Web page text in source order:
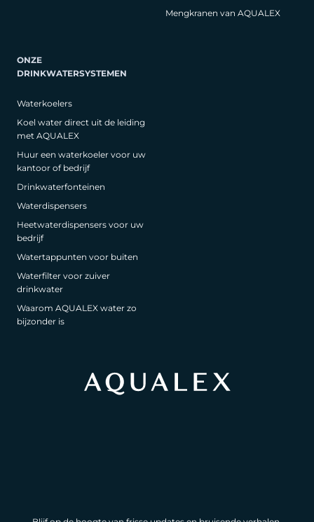
Mengkranen van AQUALEX
ONZE
DRINKWATERSYSTEMEN
Waterkoelers
Koel water direct uit de leiding
met AQUALEX
Huur een waterkoeler voor uw
kantoor of bedrijf
Drinkwaterfonteinen
Waterdispensers
Heetwaterdispensers voor uw
bedrijf
Watertappunten voor buiten
Waterfilter voor zuiver
drinkwater
Waarom AQUALEX water zo
bijzonder is